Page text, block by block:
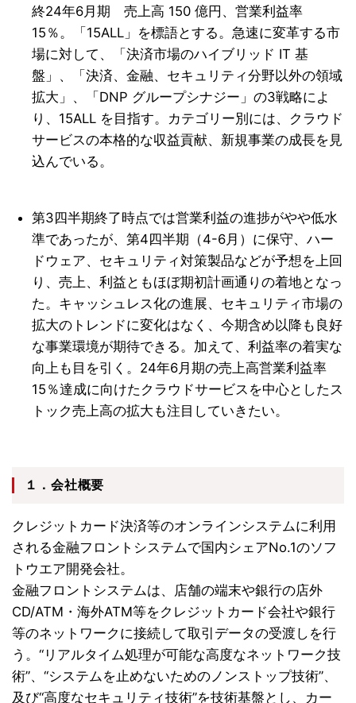
終24年6月期 売上高 150 億円、営業利益率
15％。「15ALL」を標語とする。急速に変革する市
場に対して、「決済市場のハイブリッド IT 基
盤」、「決済、金融、セキュリティ分野以外の領域
拡大」、「DNP グループシナジー」の3戦略によ
り、15ALL を目指す。カテゴリー別には、クラウド
サービスの本格的な収益貢献、新規事業の成長を見
込んでいる。
第3四半期終了時点では営業利益の進捗がやや低水
準であったが、第4四半期（4-6月）に保守、ハー
ドウェア、セキュリティ対策製品などが予想を上回
り、売上、利益ともほぼ期初計画通りの着地となっ
た。キャッシュレス化の進展、セキュリティ市場の
拡大のトレンドに変化はなく、今期含め以降も良好
な事業環境が期待できる。加えて、利益率の着実な
向上も目を引く。24年6月期の売上高営業利益率
15％達成に向けたクラウドサービスを中心としたス
トック売上高の拡大も注目していきたい。
１．会社概要
クレジットカード決済等のオンラインシステムに利用
される金融フロントシステムで国内シェアNo.1のソフ
トウエア開発会社。
金融フロントシステムは、店舗の端末や銀行の店外
CD/ATM・海外ATM等をクレジットカード会社や銀行
等のネットワークに接続して取引データの受渡しを行
う。“リアルタイム処理が可能な高度なネットワーク技
術”、“システムを止めないためのノンストップ技術”、
及び“高度なセキュリティ技術”を技術基盤とし、カー